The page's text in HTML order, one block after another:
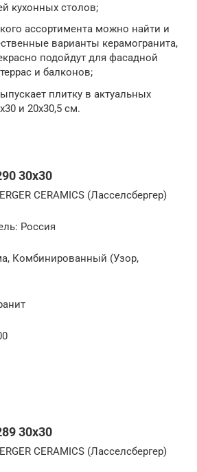
кухонных столов;
ассортимента можно найти и
варианты керамогранита,
подойдут для фасадной
и балконов;
плитку в актуальных
и 20х30,5 см.
30х30
CERAMICS (Ласселсбергер)
Россия
Комбинированный (Узор,
30х30
CERAMICS (Ласселсбергер)